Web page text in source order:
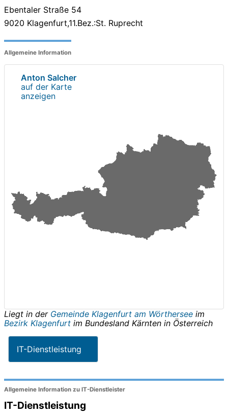
Ebentaler Straße 54
9020 Klagenfurt,11.Bez.:St. Ruprecht
Allgemeine Information
Anton Salcher
auf der Karte
anzeigen
Liegt in der Gemeinde Klagenfurt am Wörthersee im
Bezirk Klagenfurt im Bundesland Kärnten in Österreich
IT-Dienstleistung
Allgemeine Information zu IT-Dienstleister
IT-Dienstleistung